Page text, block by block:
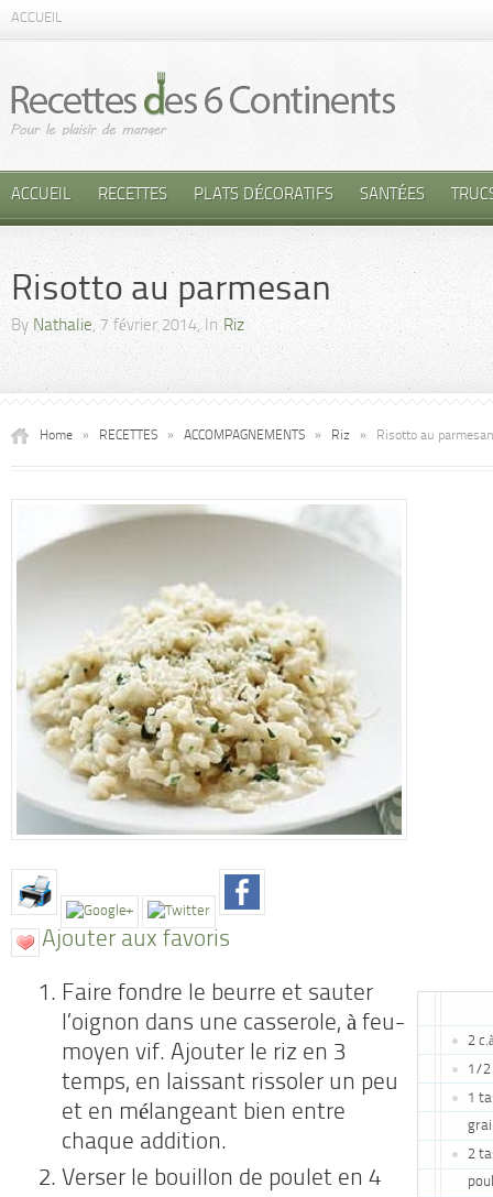
ACCUEIL
ACCUEIL RECETTES PLATS DÉCORATIFS SANTÉES
Risotto au parmesan
By Nathalie, 7 février 2014, In Riz
Home » RECETTES » ACCOMPAGNEMENTS » Riz » Risotto au parmesan
Ajouter aux favoris
2
1/2
1
2
Faire fondre le beurre et sauter
l’oignon dans une casserole, à feu-
moyen vif. Ajouter le riz en 3
temps, en laissant rissoler un peu
et en mélangeant bien entre
chaque addition.
Verser le bouillon de poulet en 4